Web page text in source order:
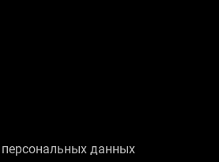
данных